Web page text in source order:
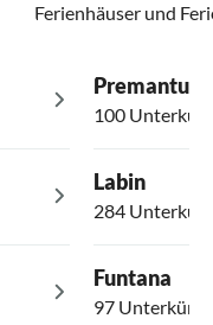
Ferienhäuser und
Premantura
100
Labin
284
Funtana
97